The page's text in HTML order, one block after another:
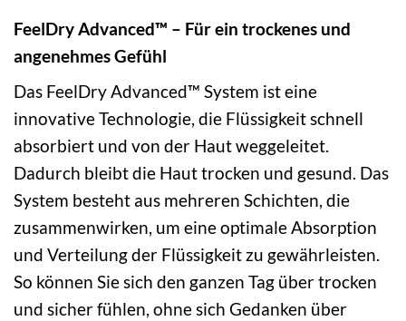
FeelDry Advanced™ – Für ein trockenes und
angenehmes Gefühl
Das FeelDry Advanced™ System ist eine
innovative Technologie, die Flüssigkeit schnell
absorbiert und von der Haut weggeleitet.
Dadurch bleibt die Haut trocken und gesund. Das
System besteht aus mehreren Schichten, die
zusammenwirken, um eine optimale Absorption
und Verteilung der Flüssigkeit zu gewährleisten.
So können Sie sich den ganzen Tag über trocken
und sicher fühlen, ohne sich Gedanken über